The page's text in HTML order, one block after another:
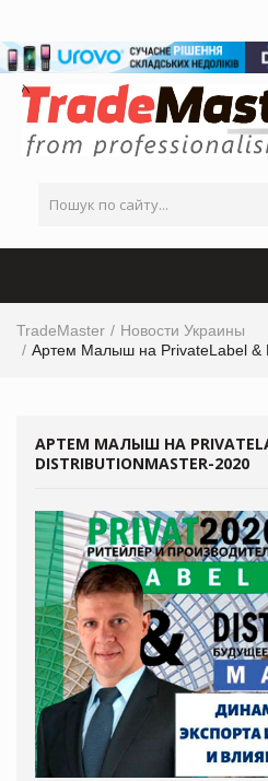
TradeMaster
Новости Украины
Артем Малыш на PrivateLabel &
АРТЕМ МАЛЫШ НА
DISTRIBUTIONMASTER-2020